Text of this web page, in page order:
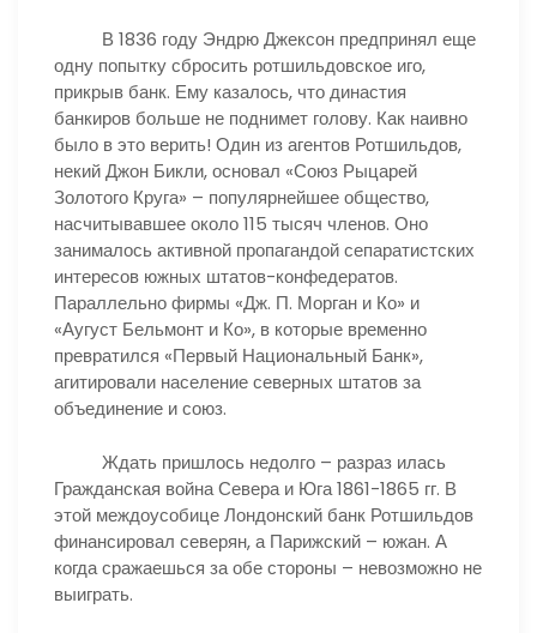
В 1836 году Эндрю Джексон предпринял еще
одну попытку сбросить ротшильдовское иго,
прикрыв банк. Ему казалось, что династия
банкиров больше не поднимет голову. Как наивно
было в это верить! Один из агентов Ротшильдов,
некий Джон Бикли, основал «Союз Рыцарей
Золотого Круга» – популярнейшее общество,
насчитывавшее около 115 тысяч членов. Оно
занималось активной пропагандой сепаратистских
интересов южных штатов-конфедератов.
Параллельно фирмы «Дж. П. Морган и Ко» и
«Аугуст Бельмонт и Ко», в которые временно
превратился «Первый Национальный Банк»,
агитировали население северных штатов за
объединение и союз.
Ждать пришлось недолго – разраз илась
Гражданская война Севера и Юга 1861-1865 гг. В
этой междоусобице Лондонский банк Ротшильдов
финансировал северян, а Парижский – южан. А
когда сражаешься за обе стороны – невозможно не
выиграть.